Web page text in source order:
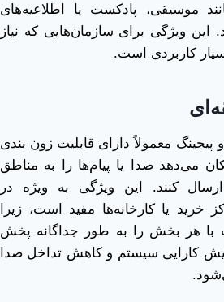
موسیقی، پادکست یا اطلاعیه‌های
ویژگی برای سازمان‌هایی که نیاز
کاربردی است.
معمولاً دارای قابلیت زون ‌بندی
می‌دهد صدا یا پیام‌ها را به مناطق
کنند. این ویژگی به ‌ویژه در
خرید یا کارخانه‌ها مفید است، زیرا
با هر بخش را به‌ طور جداگانه پخش
کارایی سیستم و کاهش تداخل صدا